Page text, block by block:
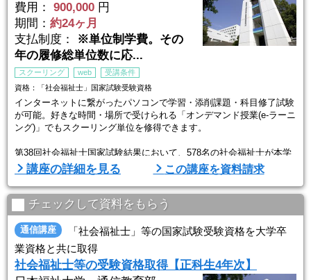
費用：
900,000 円
期間： 約24ヶ月
支払制度：
※単位制学費。その
年の履修総単位数に応...
スクーリング web
受講条件
資格：「社会福祉士」国家試験受験資格
インターネットに繋がったパソコンで学習・添削課題・科目修了試験
が可能。好きな時間・場所で受けられる「オンデマンド授業(e-ラーニ
ング)」でもスクーリング単位を修得できます。
第38回社会福祉士国家試験結果において、578名の社会福祉士が本学
通信教育部から誕生しました（新卒：371名 既卒：207名）。これは
社会福祉士を養成する大学の中で第1位となる実績です。
また、合格率においても86.3％（2025年度新卒者合格率）と全国平均
（全国平均60.7％）を大きく上回りました。
■実務経験により現 ...
講座の詳細を見る この講座を資料請求
チェックして資料をもらう
通信講座
「社会福祉士」等の国家試験受験資格を大学卒
業資格と共に取得
社会福祉士等の受験資格取得【正科生4年次】